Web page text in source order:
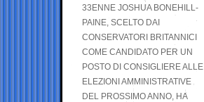
33ENNE JOSHUA BONEHILL-
PAINE, SCELTO DAI
CONSERVATORI BRITANNICI
COME CANDIDATO PER UN
POSTO DI CONSIGLIERE ALLE
ELEZIONI AMMINISTRATIVE
DEL PROSSIMO ANNO, HA